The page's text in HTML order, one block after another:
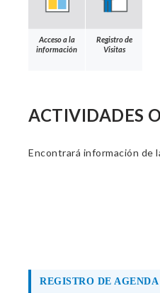
Acceso a la
información
Registro de
Visitas
ACTIVIDADES
Encontrará información de
REGISTRO DE